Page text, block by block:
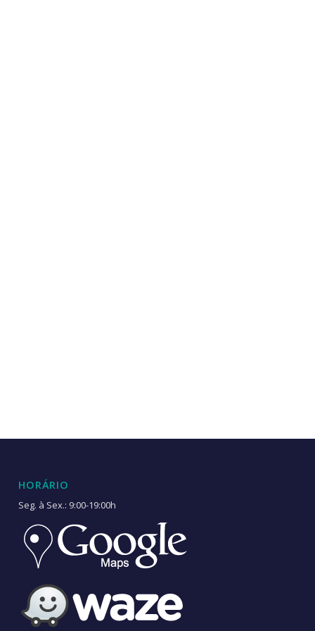
HORÁRIO
Seg. à Sex.: 9:00-19:00h